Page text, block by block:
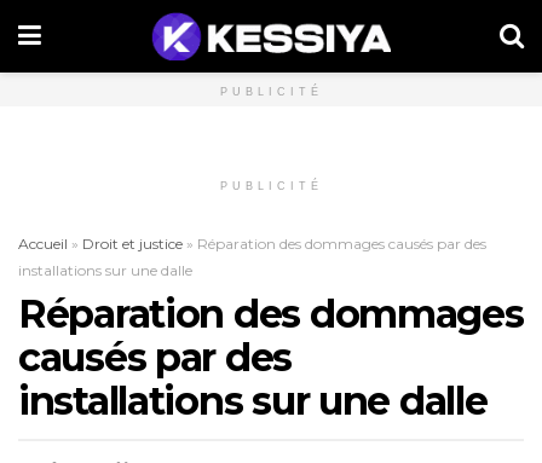
PUBLICITÉ
PUBLICITÉ
Accueil » Droit et justice » Réparation des dommages causés par des
installations sur une dalle
Réparation des dommages
causés par des
installations sur une dalle